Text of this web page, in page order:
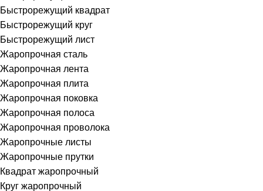
Быстрорежущий квадрат
Быстрорежущий круг
Быстрорежущий лист
Жаропрочная сталь
Жаропрочная лента
Жаропрочная плита
Жаропрочная поковка
Жаропрочная полоса
Жаропрочная проволока
Жаропрочные листы
Жаропрочные прутки
Квадрат жаропрочный
Круг жаропрочный